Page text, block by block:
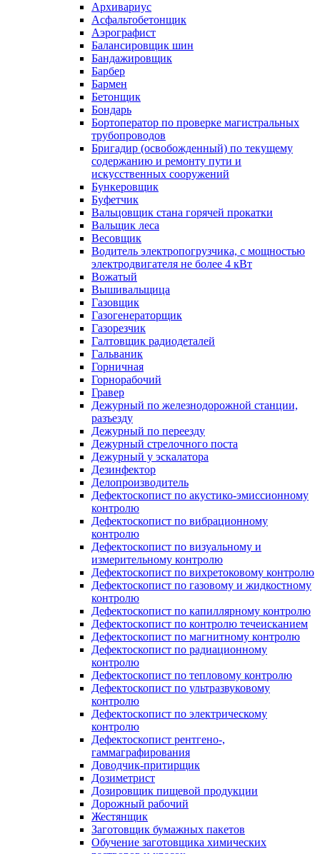
Архивариус
Асфальтобетонщик
Аэрографист
Балансировщик шин
Бандажировщик
Барбер
Бармен
Бетонщик
Бондарь
Бортоператор по проверке магистральных
трубопроводов
Бригадир (освобожденный) по текущему
содержанию и ремонту пути и
искусственных сооружений
Бункеровщик
Буфетчик
Вальцовщик стана горячей прокатки
Вальщик леса
Весовщик
Водитель электропогрузчика, с мощностью
электродвигателя не более 4 кВт
Вожатый
Вышивальщица
Газовщик
Газогенераторщик
Газорезчик
Галтовщик радиодеталей
Гальваник
Горничная
Горнорабочий
Гравер
Дежурный по железнодорожной станции,
разъезду
Дежурный по переезду
Дежурный стрелочного поста
Дежурный у эскалатора
Дезинфектор
Делопроизводитель
Дефектоскопист по акустико-эмиссионному
контролю
Дефектоскопист по вибрационному
контролю
Дефектоскопист по визуальному и
измерительному контролю
Дефектоскопист по вихретоковому контролю
Дефектоскопист по газовому и жидкостному
контролю
Дефектоскопист по капиллярному контролю
Дефектоскопист по контролю течеисканием
Дефектоскопист по магнитному контролю
Дефектоскопист по радиационному
контролю
Дефектоскопист по тепловому контролю
Дефектоскопист по ультразвуковому
контролю
Дефектоскопист по электрическому
контролю
Дефектоскопист рентгено-,
гаммаграфирования
Доводчик-притирщик
Дозиметрист
Дозировщик пищевой продукции
Дорожный рабочий
Жестянщик
Заготовщик бумажных пакетов
Обучение заготовщика химических